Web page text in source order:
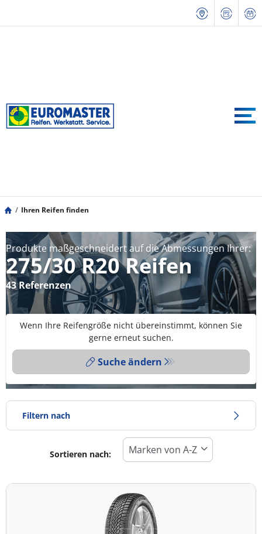
Ihren Reifen finden
Produkte maßgeschneidert auf die Abmessungen Ihrer:
275/30 R20 Reifen
43 Referenzen
Wenn Ihre Reifengröße nicht übereinstimmt, können Sie
gerne erneut suchen.
Suche ändern
Filtern nach
Reifentyp
Alle Arten (43)
Sortieren nach: